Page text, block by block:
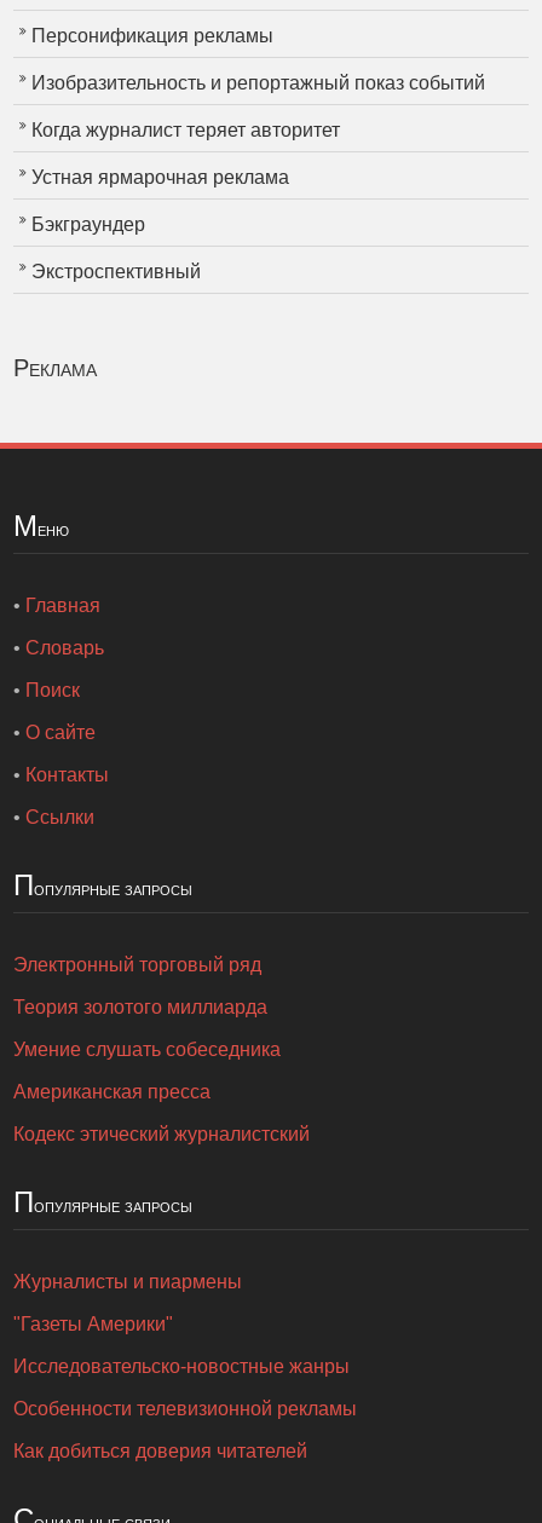
Персонификация рекламы
Изобразительность и репортажный показ событий
Когда журналист теряет авторитет
Устная ярмарочная реклама
Бэкграундер
Экстроспективный
Реклама
Меню
• Главная
•Словарь
• Поиск
•О сайте
• Контакты
•Ссылки
Популярные запросы
Электронный торговый ряд
Теория золотого миллиарда
Умение слушать собеседника
Американская пресса
Кодекс этический журналистский
Популярные запросы
Журналисты и пиармены
"Газеты Америки"
Исследовательско-новостные жанры
Особенности телевизионной рекламы
Как добиться доверия читателей